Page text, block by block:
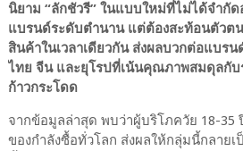
นิยาม “ลักชัวรี” ในแบบใหม่ที่ไม่ได้จำกัด
แบรนด์ระดับตำนาน แต่ต้องสะท้อนตัว
สินค้าในเวลาเดียวกัน ส่งผลบวกต่อแบร
ไทย จีน และยุโรปที่เน้นคุณภาพสมดุลกับ
ก้าวกระโดด
จากข้อมูลล่าสุด พบว่าผู้บริโภควัย 18-35
ของกำลังซื้อทั่วโลก ส่งผลให้กลุ่มนี้กลาย